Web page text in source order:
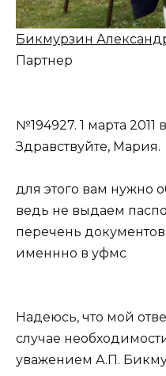
Бикмурзин
Партнер
№194927. 1 марта 2011
Здравствуйте, Мария.
для этого вам нужно
ведь не выдаем
перечень
именнно в уфмс
Надеюсь, что мой
случае
уважением А.П.